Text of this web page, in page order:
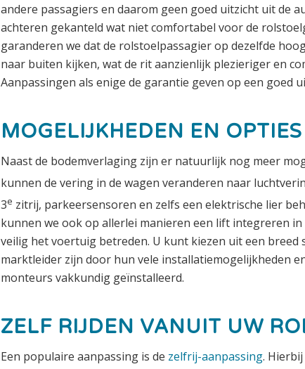
andere passagiers en daarom geen goed uitzicht uit de
achteren gekanteld wat niet comfortabel voor de
garanderen we dat de rolstoelpassagier op dezelfde
naar buiten kijken, wat de rit aanzienlijk plezieriger en
Aanpassingen als enige de garantie geven op een goed
MOGELIJKHEDEN EN OPTIES
Naast de bodemverlaging zijn er natuurlijk nog meer
kunnen de vering in de wagen veranderen naar
3e zitrij, parkeersensoren en zelfs een elektrische lier
kunnen we ook op allerlei manieren een lift integreren
veilig het voertuig betreden. U kunt kiezen uit een breed
marktleider zijn door hun vele installatiemogelijkheden
monteurs vakkundig geïnstalleerd.
ZELF RIJDEN VANUIT UW
Een populaire aanpassing is de zelfrij-aanpassing.